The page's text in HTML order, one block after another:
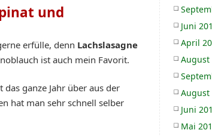
und
erfülle, denn Lachslasagne
ist auch mein Favorit.
ganze Jahr über aus der
hat man sehr schnell selber
Juni
April
August
August
Juni
Mai